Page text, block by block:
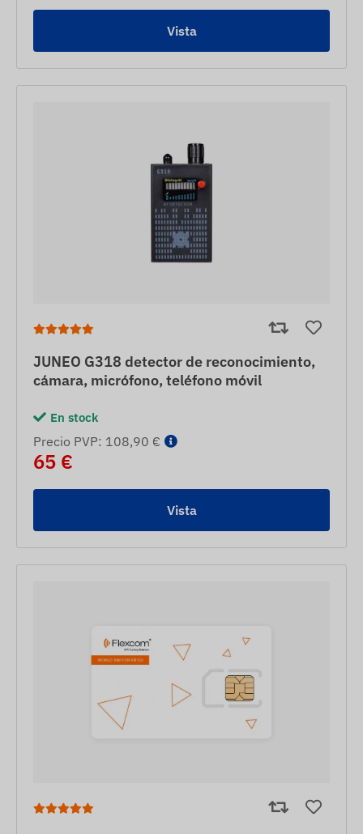
Vista
JUNEO G318 detector de reconocimiento,
cámara, micrófono, teléfono móvil
En stock
Precio PVP: 108,90 €
65 €
Vista